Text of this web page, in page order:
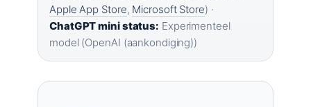
Apple App Store, Microsoft Store) ·
ChatGPT mini status: Experimenteel
model (OpenAI (aankondiging))